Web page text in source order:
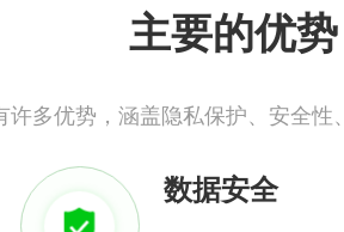
主要的优势
许多优势，涵盖隐私保护、安全
数据安全